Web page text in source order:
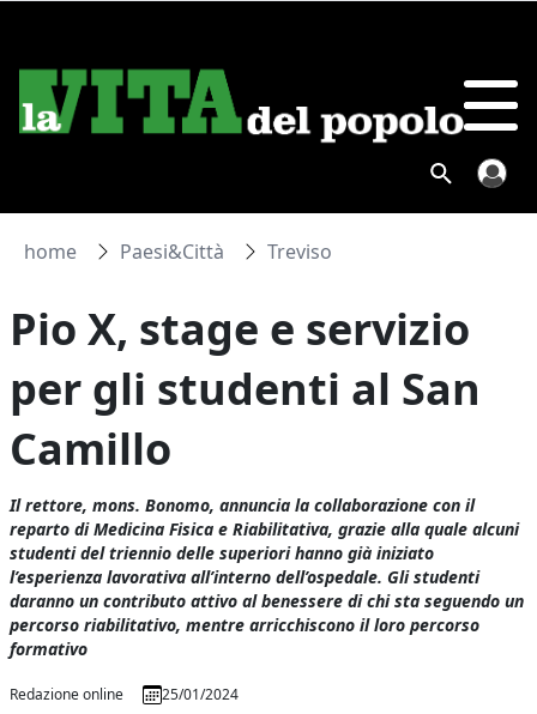
home Paesi&Città Treviso
Pio X, stage e servizio
per gli studenti al San
Camillo
Il rettore, mons. Bonomo, annuncia la collaborazione con il
reparto di Medicina Fisica e Riabilitativa, grazie alla quale alcuni
studenti del triennio delle superiori hanno già iniziato
l’esperienza lavorativa all’interno dell’ospedale. Gli studenti
daranno un contributo attivo al benessere di chi sta seguendo un
percorso riabilitativo, mentre arricchiscono il loro percorso
formativo
Redazione online 25/01/2024